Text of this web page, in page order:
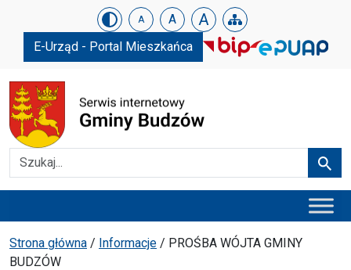
Urząd Gminy w Budzowie
Skip menu A A A
E-Urząd - Portal Mieszkańca
Szukaj
Ścieżka powrotu
Strona główna / Informacje / PROŚBA WÓJTA GMINY
BUDZÓW